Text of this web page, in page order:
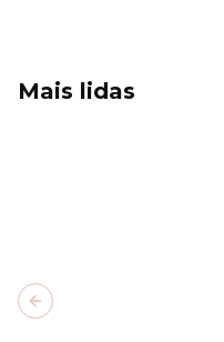
Mais lidas
Previous slide